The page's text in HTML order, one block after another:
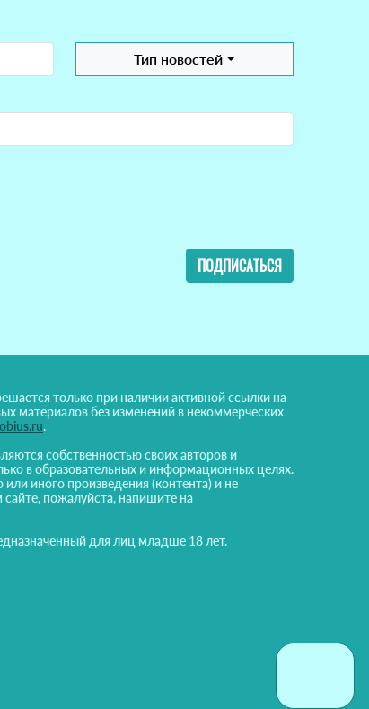
Тип новостей
ПОДПИСАТЬСЯ
только при наличии активной ссылки на
материалов без изменений в некоммерческих
.
собственностью своих авторов и
в образовательных и информационных целях.
иного произведения (контента) и не
пожалуйста, напишите на
для лиц младше 18 лет.